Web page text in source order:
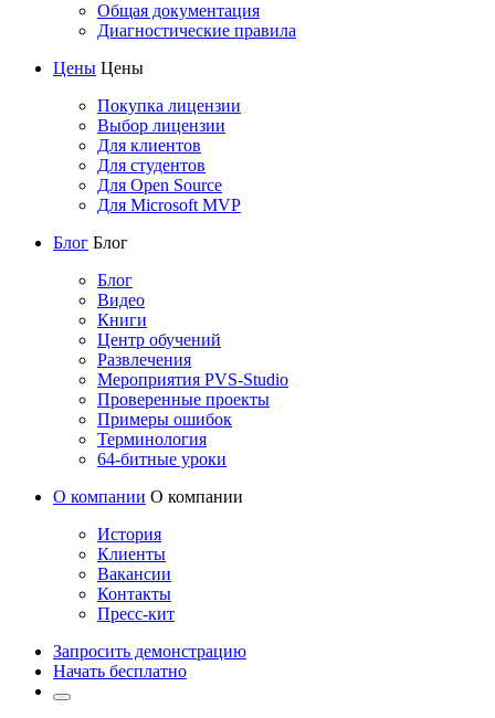
Общая документация
Диагностические правила
Цены Цены
Покупка лицензии
Выбор лицензии
Для клиентов
Для студентов
Для Open Source
Для Microsoft MVP
Блог Блог
Блог
Видео
Книги
Центр обучений
Развлечения
Мероприятия PVS-Studio
Проверенные проекты
Примеры ошибок
Терминология
64-битные уроки
О компании О компании
История
Клиенты
Вакансии
Контакты
Пресс-кит
Запросить демонстрацию
Начать бесплатно